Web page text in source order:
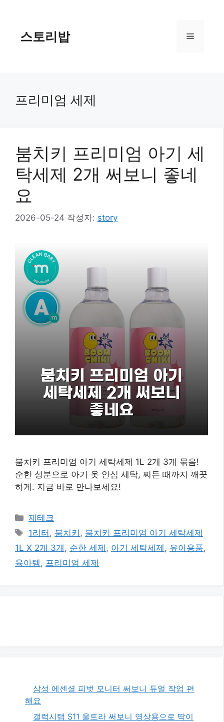
스토리밥 메
프리미엄 세제
붐치키 프리미엄 아기 세
탁세제 2개 써보니 좋네
요
2026-05-24 작성자: story
붐치키 프리미엄 아기 세탁세제 1L 2개 3개 묶음!
순한 성분으로 아기 옷 안심 세탁, 찌든 때까지 깨끗
하게. 지금 바로 만나보세요!
카
테
리
재테크
태
그
1리터 , 붐치키 , 붐치키 프리미엄 아기 세탁세제
1L X 2개 3개 , 순한 세제 , 아기 세탁세제 , 유아용품,
육아템 , 프리미엄 세제
삼성 에센셜 피벗 모니터 써보니 듀얼 작업 편
해요
갤럭시탭 S11 울트라 써보니 영상용으로 딱이